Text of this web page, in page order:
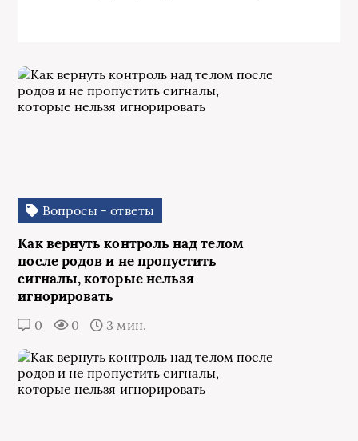
Вопросы - ответы
Как вернуть контроль над телом
после родов и не пропустить
сигналы, которые нельзя
игнорировать
0 0 3 мин.